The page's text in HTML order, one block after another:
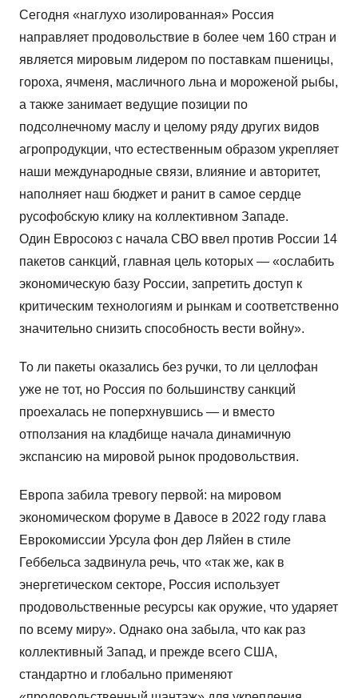
Сегодня «наглухо изолированная» Россия
направляет продовольствие в более чем 160 стран и
является мировым лидером по поставкам пшеницы,
гороха, ячменя, масличного льна и мороженой рыбы,
а также занимает ведущие позиции по
подсолнечному маслу и целому ряду других видов
агропродукции, что естественным образом укрепляет
наши международные связи, влияние и авторитет,
наполняет наш бюджет и ранит в самое сердце
русофобскую клику на коллективном Западе.
Один Евросоюз с начала СВО ввел против России 14
пакетов санкций, главная цель которых — «ослабить
экономическую базу России, запретить доступ к
критическим технологиям и рынкам и соответственно
значительно снизить способность вести войну».
То ли пакеты оказались без ручки, то ли целлофан
уже не тот, но Россия по большинству санкций
проехалась не поперхнувшись — и вместо
отползания на кладбище начала динамичную
экспансию на мировой рынок продовольствия.
Европа забила тревогу первой: на мировом
экономическом форуме в Давосе в 2022 году глава
Еврокомиссии Урсула фон дер Ляйен в стиле
Геббельса задвинула речь, что «так же, как в
энергетическом секторе, Россия использует
продовольственные ресурсы как оружие, что ударяет
по всему миру». Однако она забыла, что как раз
коллективный Запад, и прежде всего США,
стандартно и глобально применяют